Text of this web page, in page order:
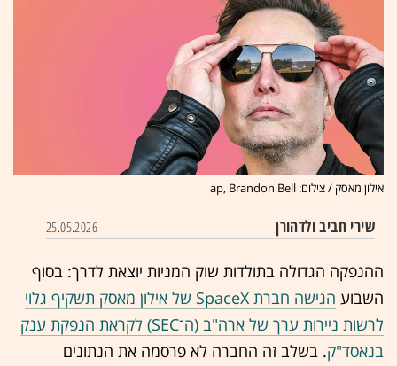
אילון מאסק / צילום: ap, Brandon Bell
שירי חביב ולדהורן 25.05.2026
ההנפקה הגדולה בתולדות שוק המניות יוצאת לדרך: בסוף
השבוע
הגישה חברת SpaceX של אילון מאסק תשקיף גלוי
לרשות ניירות ערך של ארה"ב (ה־SEC) לקראת הנפקת ענק
בנאסד"ק. בשלב זה החברה לא פרסמה את הנתונים